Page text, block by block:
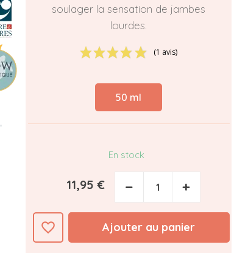
soulager la sensation de jambes
lourdes.
(1 avis)
50 ml
En stock
11,95 € − +
favorite_border Ajouter au panier